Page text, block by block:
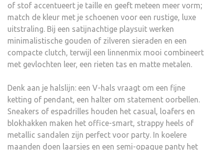
of stof accentueert je taille en geeft meteen meer vorm;
match de kleur met je schoenen voor een rustige, luxe
uitstraling. Bij een satijnachtige playsuit werken
minimalistische gouden of zilveren sieraden en een
compacte clutch, terwijl een linnenmix mooi combineert
met gevlochten leer, een rieten tas en matte metalen.
Denk aan je halslijn: een V-hals vraagt om een fijne
ketting of pendant, een halter om statement oorbellen.
Sneakers of espadrilles houden het casual, loafers en
blokhakken maken het office-smart, strappy heels of
metallic sandalen zijn perfect voor party. In koelere
maanden doen laarsjes en een semi-opaque panty het